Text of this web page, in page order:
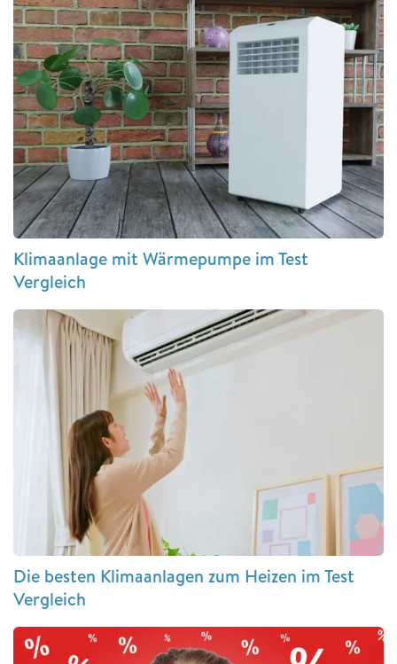
Klimaanlage mit Wärmepumpe im Test
Vergleich
Die besten Klimaanlagen zum Heizen im Test
Vergleich